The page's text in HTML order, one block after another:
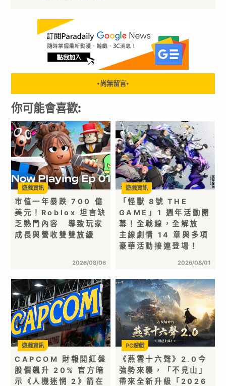
▼ 尚無留言▼
你可能會喜歡:
市值一年暴跌 700 億
美元！Roblox 坦言缺
乏熱門內容 導致玩家
成長與營收雙雙放緩
2026/08/06
遊戲資訊
「怪獸 8號 THE
GAME」1 週年活動開
幕！全戰線，全解放
主線劇情 14 章與多項
豪華活動接連登場！
2026/08/01
遊戲資訊
CAPCOM 財報開紅盤
股價飆升 20% 官方暗
示《人機迷惘 2》箭在
遊戲資訊
《燕雲十六聲》2.0今
強勢來襲，「不見山」
帶來全新升級「2026
PC遊戲